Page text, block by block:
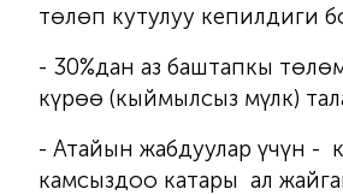
төлөп кутулуу кепилдиги
- 30%дан аз баштапкы
күрөө (кыймылсыз мүлк)
- Атайын жабдуулар үчүн -
камсыздоо катары ал